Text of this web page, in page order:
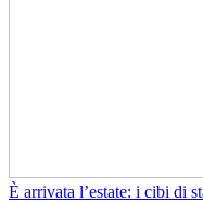
È arrivata l’estate: i cibi di